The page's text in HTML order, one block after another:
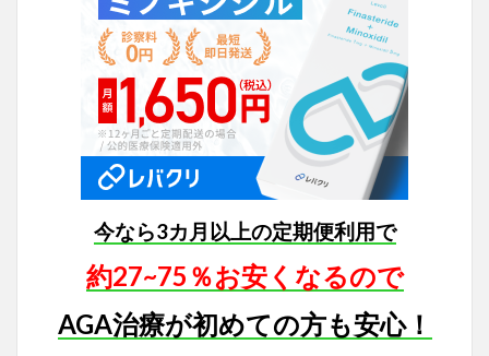
今なら3カ月以上の定期便利用で
約27~75％お安くなるので
AGA治療が初めての方も安心！